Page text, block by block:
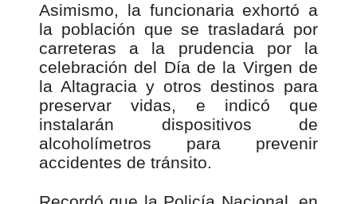
Asimismo, la funcionaria exhortó a
la población que se trasladará por
carreteras a la prudencia por la
celebración del Día de la Virgen de
la Altagracia y otros destinos para
preservar vidas, e indicó que
instalarán dispositivos de
alcoholímetros para prevenir
accidentes de tránsito.